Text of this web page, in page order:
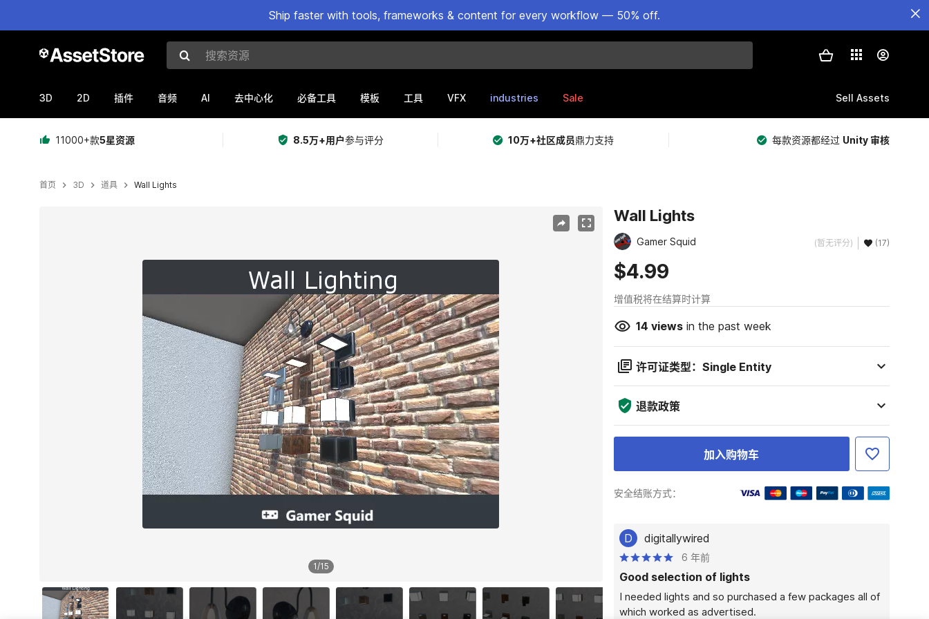
Ship faster with tools, frameworks & content for every workflow — 50% off.
搜索资源
3D 2D 插件 音频 AI 去中心化 必备工具 模板 工具 VFX industries Sale Sell Assets
11000+款5星资源 8.5万+用户参与评分 10万+社区成员鼎力支持 每款资源都经过 Unity 审核
首页 3D 道具 Wall Lights
1/15
Wall Lights
Gamer Squid (暂无评分) (17)
$4.99
增值税将在结算时计算
14 viewsin the past week
许可证类型：Single Entity
退款政策
加入购物车
安全结账方式：
D digitallywired
6 年前
Good selection of lights
I needed lights and so purchased a few packages all of
which worked as advertised.